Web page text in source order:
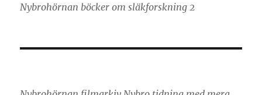
Nybrohörnan böcker om släkforskning 2